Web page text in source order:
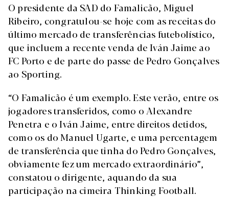
O presidente da SAD do Famalicão, Miguel
Ribeiro, congratulou-se hoje com as receitas do
último mercado de transferências futebolístico,
que incluem a recente venda de Iván Jaime ao
FC Porto e de parte do passe de Pedro Gonçalves
ao Sporting.
“O Famalicão é um exemplo. Este verão, entre os
jogadores transferidos, como o Alexandre
Penetra e o Iván Jaime, entre direitos detidos,
como os do Manuel Ugarte, e uma percentagem
de transferência que tinha do Pedro Gonçalves,
obviamente fez um mercado extraordinário”,
constatou o dirigente, aquando da sua
participação na cimeira Thinking Football.